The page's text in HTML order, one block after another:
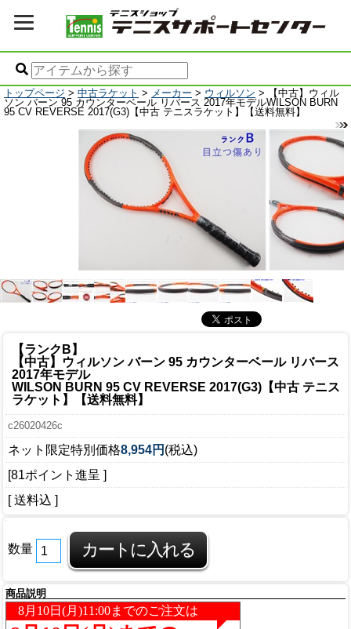
トップページ > 中古ラケット > メーカー > ウィルソン > 【中古】ウィル
ソン バーン 95 カウンターベール リバース 2017年モデルWILSON BURN
95 CV REVERSE 2017(G3)【中古 テニスラケット】【送料無料】
【ランクB】
【中古】ウィルソン バーン 95 カウンターベール リバース
2017年モデル
WILSON BURN 95 CV REVERSE 2017(G3)【中古 テニス
ラケット】【送料無料】
c26020426c
ネット限定特別価格8,954円 (税込)
[81ポイント進呈 ]
[ 送料込 ]
数量
商品説明